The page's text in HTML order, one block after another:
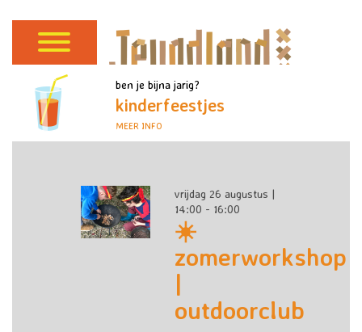
ben je bijna jarig?
kinderfeestjes
MEER INFO
vrijdag 26 augustus |
14:00 - 16:00
☀️
zomerworkshop
|
outdoorclub